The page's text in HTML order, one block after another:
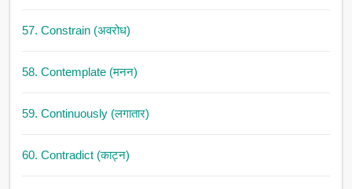
57. Constrain (अवरोध)
58. Contemplate (मनन)
59. Continuously (लगातार)
60. Contradict (काट्न)